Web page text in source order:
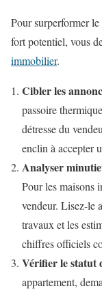
Pour surperformer le
fort potentiel, vous
immobilier.
Cibler les
passoire
détresse du
enclin à accepter
Analyser
Pour les maisons
vendeur. Lisez-le
travaux et les
chiffres officiels
Vérifier le statut
appartement,